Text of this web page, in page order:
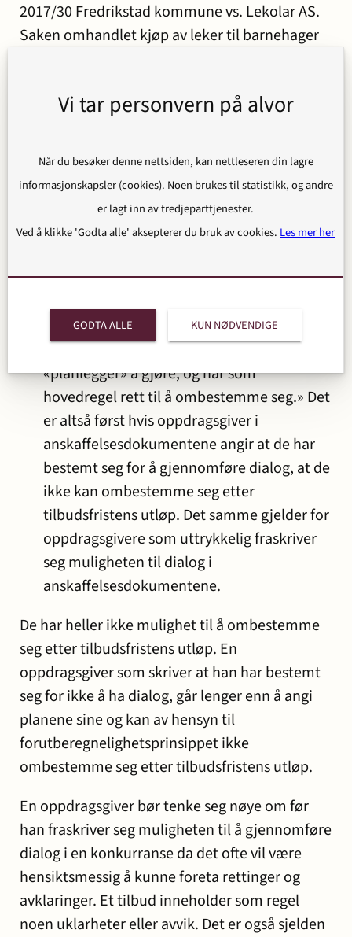
2017/30 Fredrikstad kommune vs. Lekolar AS.
Saken omhandlet kjøp av leker til barnehager
planen var å tildele kontrakt «uten å ha dialog
avklaringer eller korrigeringer». Dialog i form av
forhandlinger ville likevel bli gjennomført,
«dersom oppdragsgiver, etter at tilbudene er
mottatt vurderer det som hensiktsmessig».
oppdragsgiver ikke blir bundet av dette.
Oppdragsgiver plikter kun å angi hva han
«planlegger» å gjøre, og har som
hovedregel rett til å ombestemme seg.» Det
er altså først hvis oppdragsgiver i
anskaffelsesdokumentene angir at de har
bestemt seg for å gjennomføre dialog, at de
ikke kan ombestemme seg etter
tilbudsfristens utløp. Det samme gjelder for
oppdragsgivere som uttrykkelig fraskriver
seg muligheten til dialog i
anskaffelsesdokumentene.
De har heller ikke mulighet til å ombestemme
seg etter tilbudsfristens utløp. En
oppdragsgiver som skriver at han har bestemt
seg for ikke å ha dialog, går lenger enn å angi
planene sine og kan av hensyn til
forutberegnelighetsprinsippet ikke
ombestemme seg etter tilbudsfristens utløp.
En oppdragsgiver bør tenke seg nøye om før
han fraskriver seg muligheten til å gjennomføre
dialog i en konkurranse da det ofte vil være
hensiktsmessig å kunne foreta rettinger og
avklaringer. Et tilbud inneholder som regel
noen uklarheter eller avvik. Det er også sjelden
Vi tar personvern på alvor
Når du besøker denne nettsiden, kan nettleseren din lagre
informasjonskapsler (cookies). Noen brukes til statistikk, og andre
er lagt inn av tredjeparttjenester.
Ved å klikke 'Godta alle' aksepterer du bruk av cookies. Les mer her
GODTA ALLE KUN NØDVENDIGE